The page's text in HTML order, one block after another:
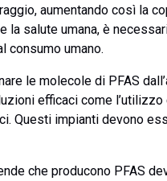
aumentando così la
la salute umana, è
consumo umano.
le molecole di PFAS
efficaci come
Questi impianti devono
che producono PFAS